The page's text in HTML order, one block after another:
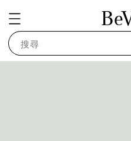
搜尋